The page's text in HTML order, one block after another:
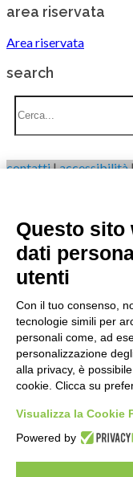
area riservata
Area riservata
search
contatti|accessibilità
IRES
Via Nizza 18,
© 2020
Search
Home
Questo sito
dati
utenti
Con il tuo consenso,
tecnologie simili per
personali come, ad
personalizzazione
alla privacy, è
cookie. Clicca su
Visualizza la Cookie
Powered by